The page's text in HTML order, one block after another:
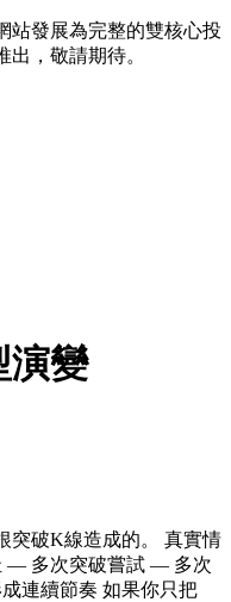
站發展為完整的雙核心投
，敬請期待。
演變
突破K線造成的。 真實情
— 多次突破嘗試 — 多次
連續節奏 如果你只把